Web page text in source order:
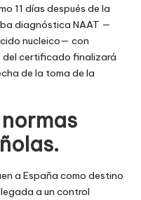
11 días después de la
diagnóstica NAAT —
nucleico— con
del certificado finalizará
de la toma de la
a España como destino
a un control